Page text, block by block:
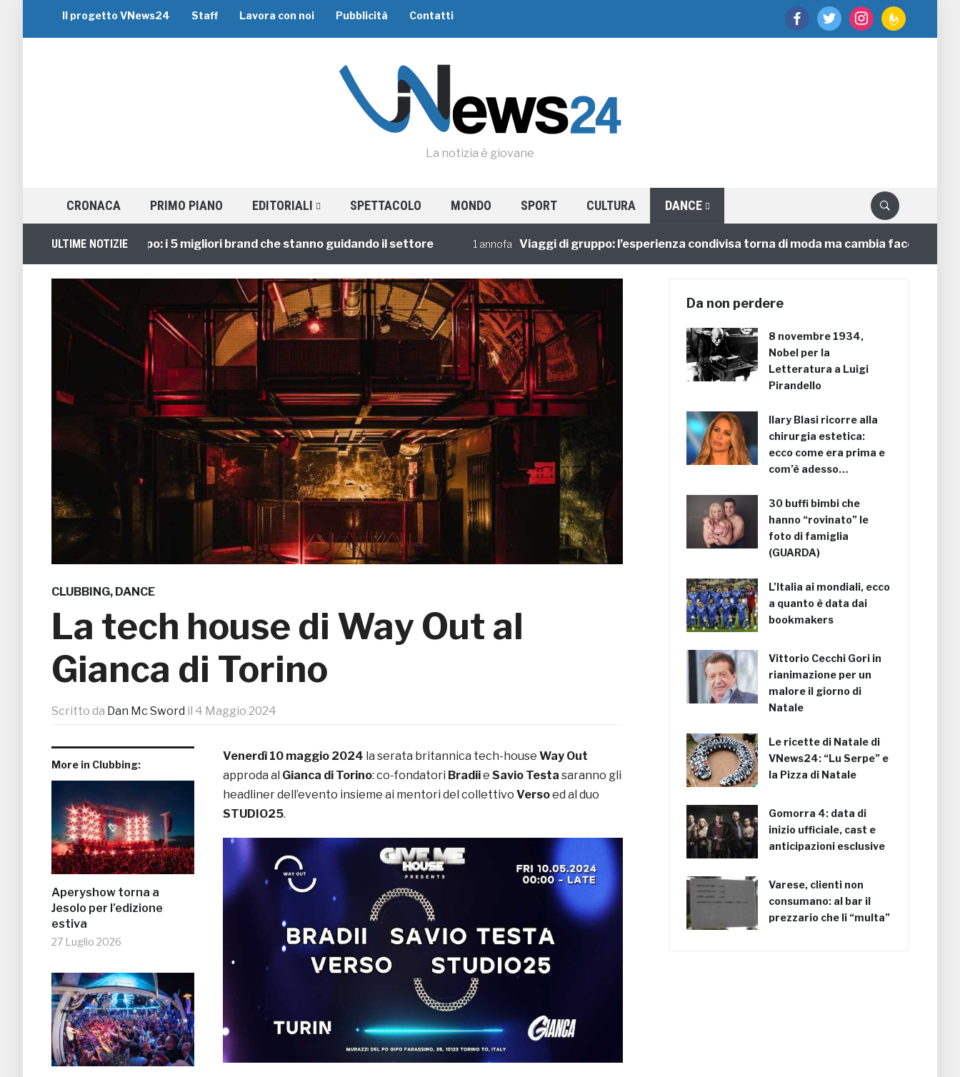
facebooktwitter instagramfeedburner
Il progetto VNews24 Staff Lavora con noi Pubblicità Contatti
La notizia è giovane
CRONACA PRIMO PIANO EDITORIALI SPETTACOLO MONDO SPORT CULTURA DANCE
ULTIME NOTIZIE
Viaggi di Gruppo: i 5 migliori brand che stanno guidando il settore 1 annofa Viaggi di gruppo: l’esperienza condivisa torna di moda ma cambia faccia
CLUBBING, DANCE
La tech house di Way Out al
Gianca di Torino
Scritto da Dan Mc Sword il 4 Maggio 2024
More in Clubbing:
Aperyshow torna a
Jesolo per l’edizione
estiva
27 Luglio 2026
Venerdì 10 maggio 2024 la serata britannica tech-house Way Out
approda al Gianca di Torino: co-fondatori Bradiie Savio Testa saranno gli
headliner dell’evento insieme ai mentori del collettivo Versoed al duo
STUDIO25.
Da non perdere
8 novembre 1934,
Nobel per la
Letteratura a Luigi
Pirandello
Ilary Blasi ricorre alla
chirurgia estetica:
ecco come era prima e
com’è adesso…
30 buffi bimbi che
hanno “rovinato” le
foto di famiglia
(GUARDA)
L’Italia ai mondiali, ecco
a quanto è data dai
bookmakers
Vittorio Cecchi Gori in
rianimazione per un
malore il giorno di
Natale
Le ricette di Natale di
VNews24: “Lu Serpe” e
la Pizza di Natale
Gomorra 4: data di
inizio ufficiale, cast e
anticipazioni esclusive
Varese, clienti non
consumano: al bar il
prezzario che li “multa”